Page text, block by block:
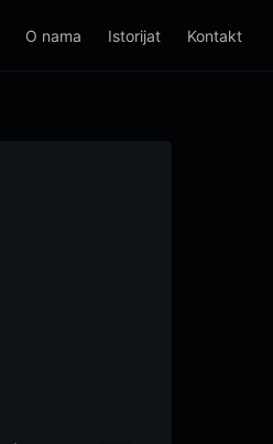
O nama Istorijat Kontakt